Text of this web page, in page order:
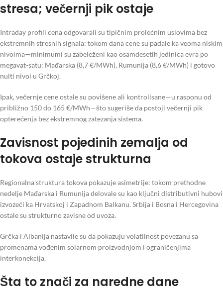
stresa; večernji pik ostaje
Intraday profili cena odgovarali su tipičnim prolećnim uslovima bez
ekstremnih stresnih signala: tokom dana cene su padale ka veoma niskim
nivoima—minimumi su zabeleženi kao osamdesetih jedinica evra po
megavat-satu: Mađarska (8,7 €/MWh), Rumunija (8,6 €/MWh) i gotovo
nulti nivoi u Grčkoj.
Ipak, večernje cene ostale su povišene ali kontrolisane—u rasponu od
približno 150 do 165 €/MWh—što sugeriše da postoji večernji pik
opterećenja bez ekstremnog zatezanja sistema.
Zavisnost pojedinih zemalja od
tokova ostaje strukturna
Regionalna struktura tokova pokazuje asimetrije: tokom prethodne
nedelje Mađarska i Rumunija delovale su kao ključni distributivni hubovi
izvozeći ka Hrvatskoj i Zapadnom Balkanu. Srbija i Bosna i Hercegovina
ostale su strukturno zavisne od uvoza.
Grčka i Albanija nastavile su da pokazuju volatilnost povezanu sa
promenama vođenim solarnom proizvodnjom i ograničenjima
interkonekcija.
Šta to znači za naredne dane